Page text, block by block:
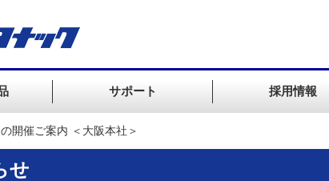
サポート 採用情報
開催ご案内 ＜大阪本社＞
せ